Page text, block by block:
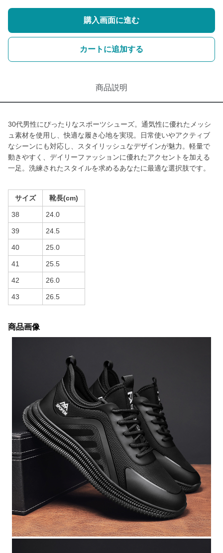
購入画面に進む
カートに追加する
商品説明
30代男性にぴったりなスポーツシューズ。通気性に優れたメッシ
ュ素材を使用し、快適な履き心地を実現。日常使いやアクティブ
なシーンにも対応し、スタイリッシュなデザインが魅力。軽量で
動きやすく、デイリーファッションに優れたアクセントを加える
一足。洗練されたスタイルを求めるあなたに最適な選択肢です。
サイズ 靴長(cm)
38 24.0
39 24.5
40 25.0
41 25.5
42 26.0
43 26.5
商品画像